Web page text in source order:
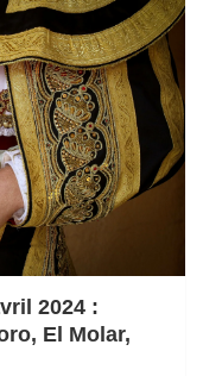
2024 :
El Molar,